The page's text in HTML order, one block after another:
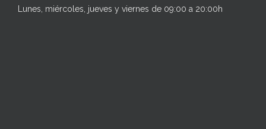
Lunes, miércoles, jueves y viernes de 09:00 a 20:00h